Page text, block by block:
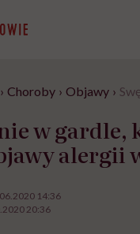
› Choroby › Objawy ›
w gardle,
alergii
14:36
20:36